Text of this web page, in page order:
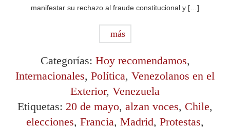
manifestar su rechazo al fraude constitucional y […]
más
Categorías: Hoy recomendamos,
Internacionales, Política, Venezolanos en el
Exterior, Venezuela
Etiquetas: 20 de mayo, alzan voces, Chile,
elecciones, Francia, Madrid, Protestas,